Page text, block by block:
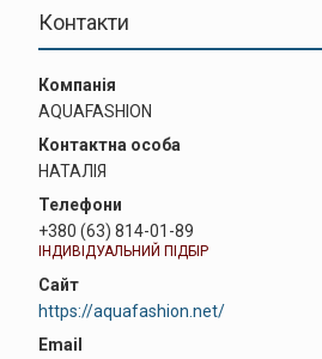
Контакти
AQUAFASHION
НАТАЛІЯ
+380 (63) 814-01-89
ІНДИВІДУАЛЬНИЙ ПІДБІР
https://aquafashion.net/